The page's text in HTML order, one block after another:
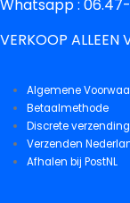
Whatsapp :
VERKOOP ALLEEN
Algemene
Betaalmethode
Discrete verzending
Verzenden
Afhalen bij PostNL